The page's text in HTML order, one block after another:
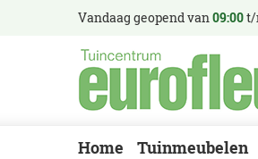
Vandaag geopend van09:00t/
Home Tuinmeubelen